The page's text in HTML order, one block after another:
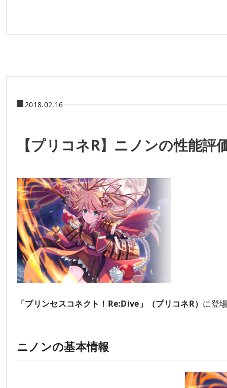
2018.02.16
【プリコネR】ニノンの性能
「プリンセスコネクト！Re:Dive」（プリコネR） に登
ニノンの基本情報